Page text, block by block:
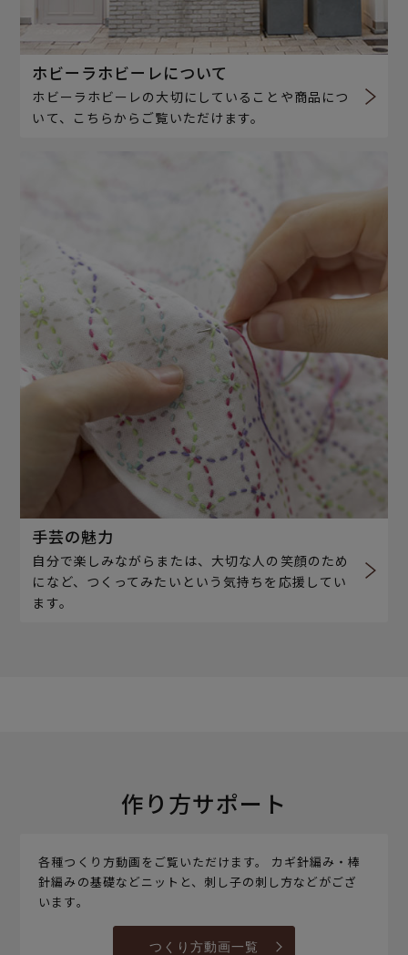
ホビーラホビーレについて
ホビーラホビーレの大切にしていることや商品につ
いて、こちらからご覧いただけます。
手芸の魅力
自分で楽しみながらまたは、大切な人の笑顔のため
になど、つくってみたいという気持ちを応援してい
ます。
作り方サポート
各種つくり方動画をご覧いただけます。 カギ針編み・棒
針編みの基礎などニットと、刺し子の刺し方などがござ
います。
つくり方動画一覧